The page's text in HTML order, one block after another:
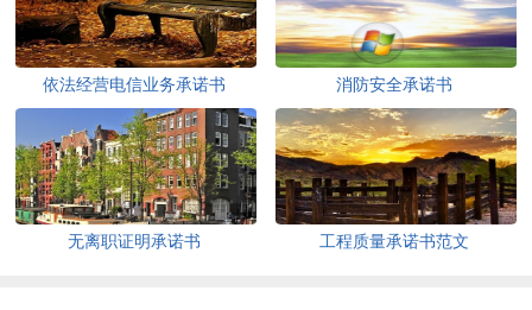
依法经营电信业务承诺书 消防安全承诺书
无离职证明承诺书 工程质量承诺书范文